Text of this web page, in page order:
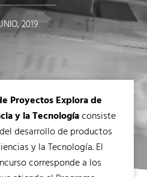
2019
Proyectos Explora de
y la Tecnologíaconsiste
desarrollo de productos
y la Tecnología. El
corresponde a los